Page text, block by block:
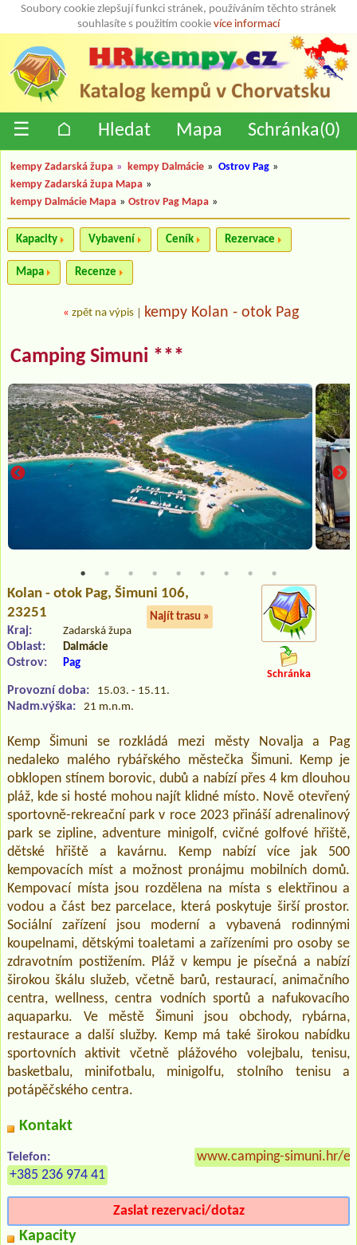
Soubory cookie zlepšují funkci stránek, používáním těchto stránek
souhlasíte s použitím cookie více informací
☰ ⌂ Hledat Mapa Schránka(0)
kempy Zadarská župa » kempy Dalmácie » Ostrov Pag »
kempy Zadarská župa Mapa »
kempy Dalmácie Mapa » Ostrov Pag Mapa »
Kapacity Vybavení Ceník Rezervace
Mapa Recenze
« zpět na výpis kempy Kolan - otok Pag
Camping Simuni ***
Kolan - otok Pag, Šimuni 106,
23251
Najít trasu »
Kraj: Zadarská župa
Oblast: Dalmácie
Ostrov: Pag
Provozní doba: 15.03. - 15.11.
Nadm.výška: 21 m.n.m.
Schránka
Kemp Šimuni se rozkládá mezi městy Novalja a Pag
nedaleko malého rybářského městečka Šimuni. Kemp je
obklopen stínem borovic, dubů a nabízí přes 4 km dlouhou
pláž, kde si hosté mohou najít klidné místo. Nově otevřený
sportovně-rekreační park v roce 2023 přináší adrenalinový
park se zipline, adventure minigolf, cvičné golfové hřiště,
dětské hřiště a kavárnu. Kemp nabízí více jak 500
kempovacích míst a možnost pronájmu mobilních domů.
Kempovací místa jsou rozdělena na místa s elektřinou a
vodou a část bez parcelace, která poskytuje širší prostor.
Sociální zařízení jsou moderní a vybavená rodinnými
koupelnami, dětskými toaletami a zařízeními pro osoby se
zdravotním postižením. Pláž v kempu je písečná a nabízí
širokou škálu služeb, včetně barů, restaurací, animačního
centra, wellness, centra vodních sportů a nafukovacího
aquaparku. Ve městě Šimuni jsou obchody, rybárna,
restaurace a další služby. Kemp má také širokou nabídku
sportovních aktivit včetně plážového volejbalu, tenisu,
basketbalu, minifotbalu, minigolfu, stolního tenisu a
potápěčského centra.
Kontakt
Telefon:
+385 236 974 41
www.camping-simuni.hr/en
Zaslat rezervaci/dotaz
Kapacity